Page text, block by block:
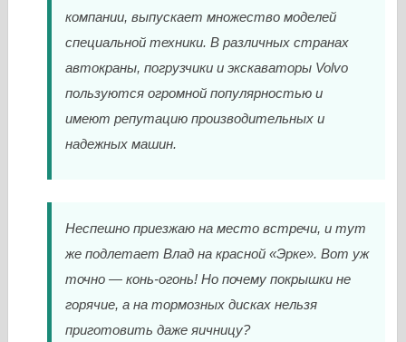
компании, выпускает множество моделей
специальной техники. В различных странах
автокраны, погрузчики и экскаваторы Volvo
пользуются огромной популярностью и
имеют репутацию производительных и
надежных машин.
Неспешно приезжаю на место встречи, и тут
же подлетает Влад на красной «Эрке». Вот уж
точно — конь-огонь! Но почему покрышки не
горячие, а на тормозных дисках нельзя
приготовить даже яичницу?